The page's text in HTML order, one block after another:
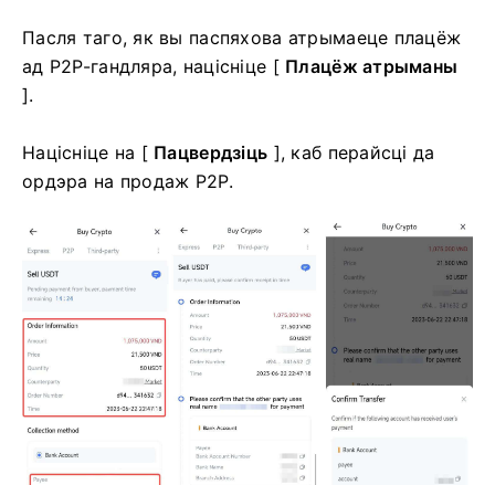
Пасля таго, як вы паспяхова атрымаеце плацёж
ад P2P-гандляра, націсніце [ Плацёж атрыманы
].
Націсніце на [ Пацвердзіць ], каб перайсці да
ордэра на продаж P2P.